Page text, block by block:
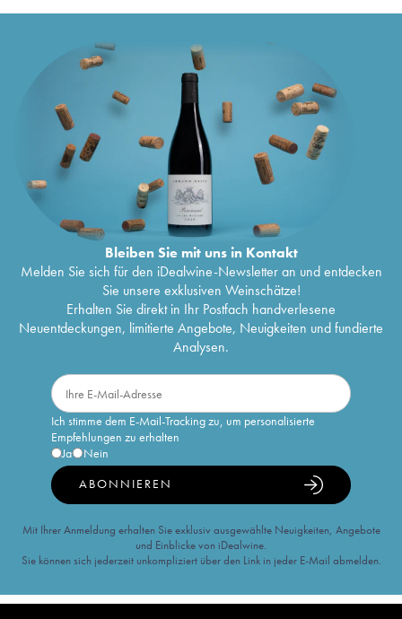
Bleiben Sie mit uns in Kontakt
Melden Sie sich für den iDealwine-Newsletter an und entdecken
Sie unsere exklusiven Weinschätze!
Erhalten Sie direkt in Ihr Postfach handverlesene
Neuentdeckungen, limitierte Angebote, Neuigkeiten und fundierte
Analysen.
Ich stimme dem E-Mail-Tracking zu, um personalisierte
Empfehlungen zu erhalten
Ja
Nein
ABONNIEREN
Mit Ihrer Anmeldung erhalten Sie exklusiv ausgewählte Neuigkeiten, Angebote
und Einblicke von iDealwine.
Sie können sich jederzeit unkompliziert über den Link in jeder E-Mail abmelden.